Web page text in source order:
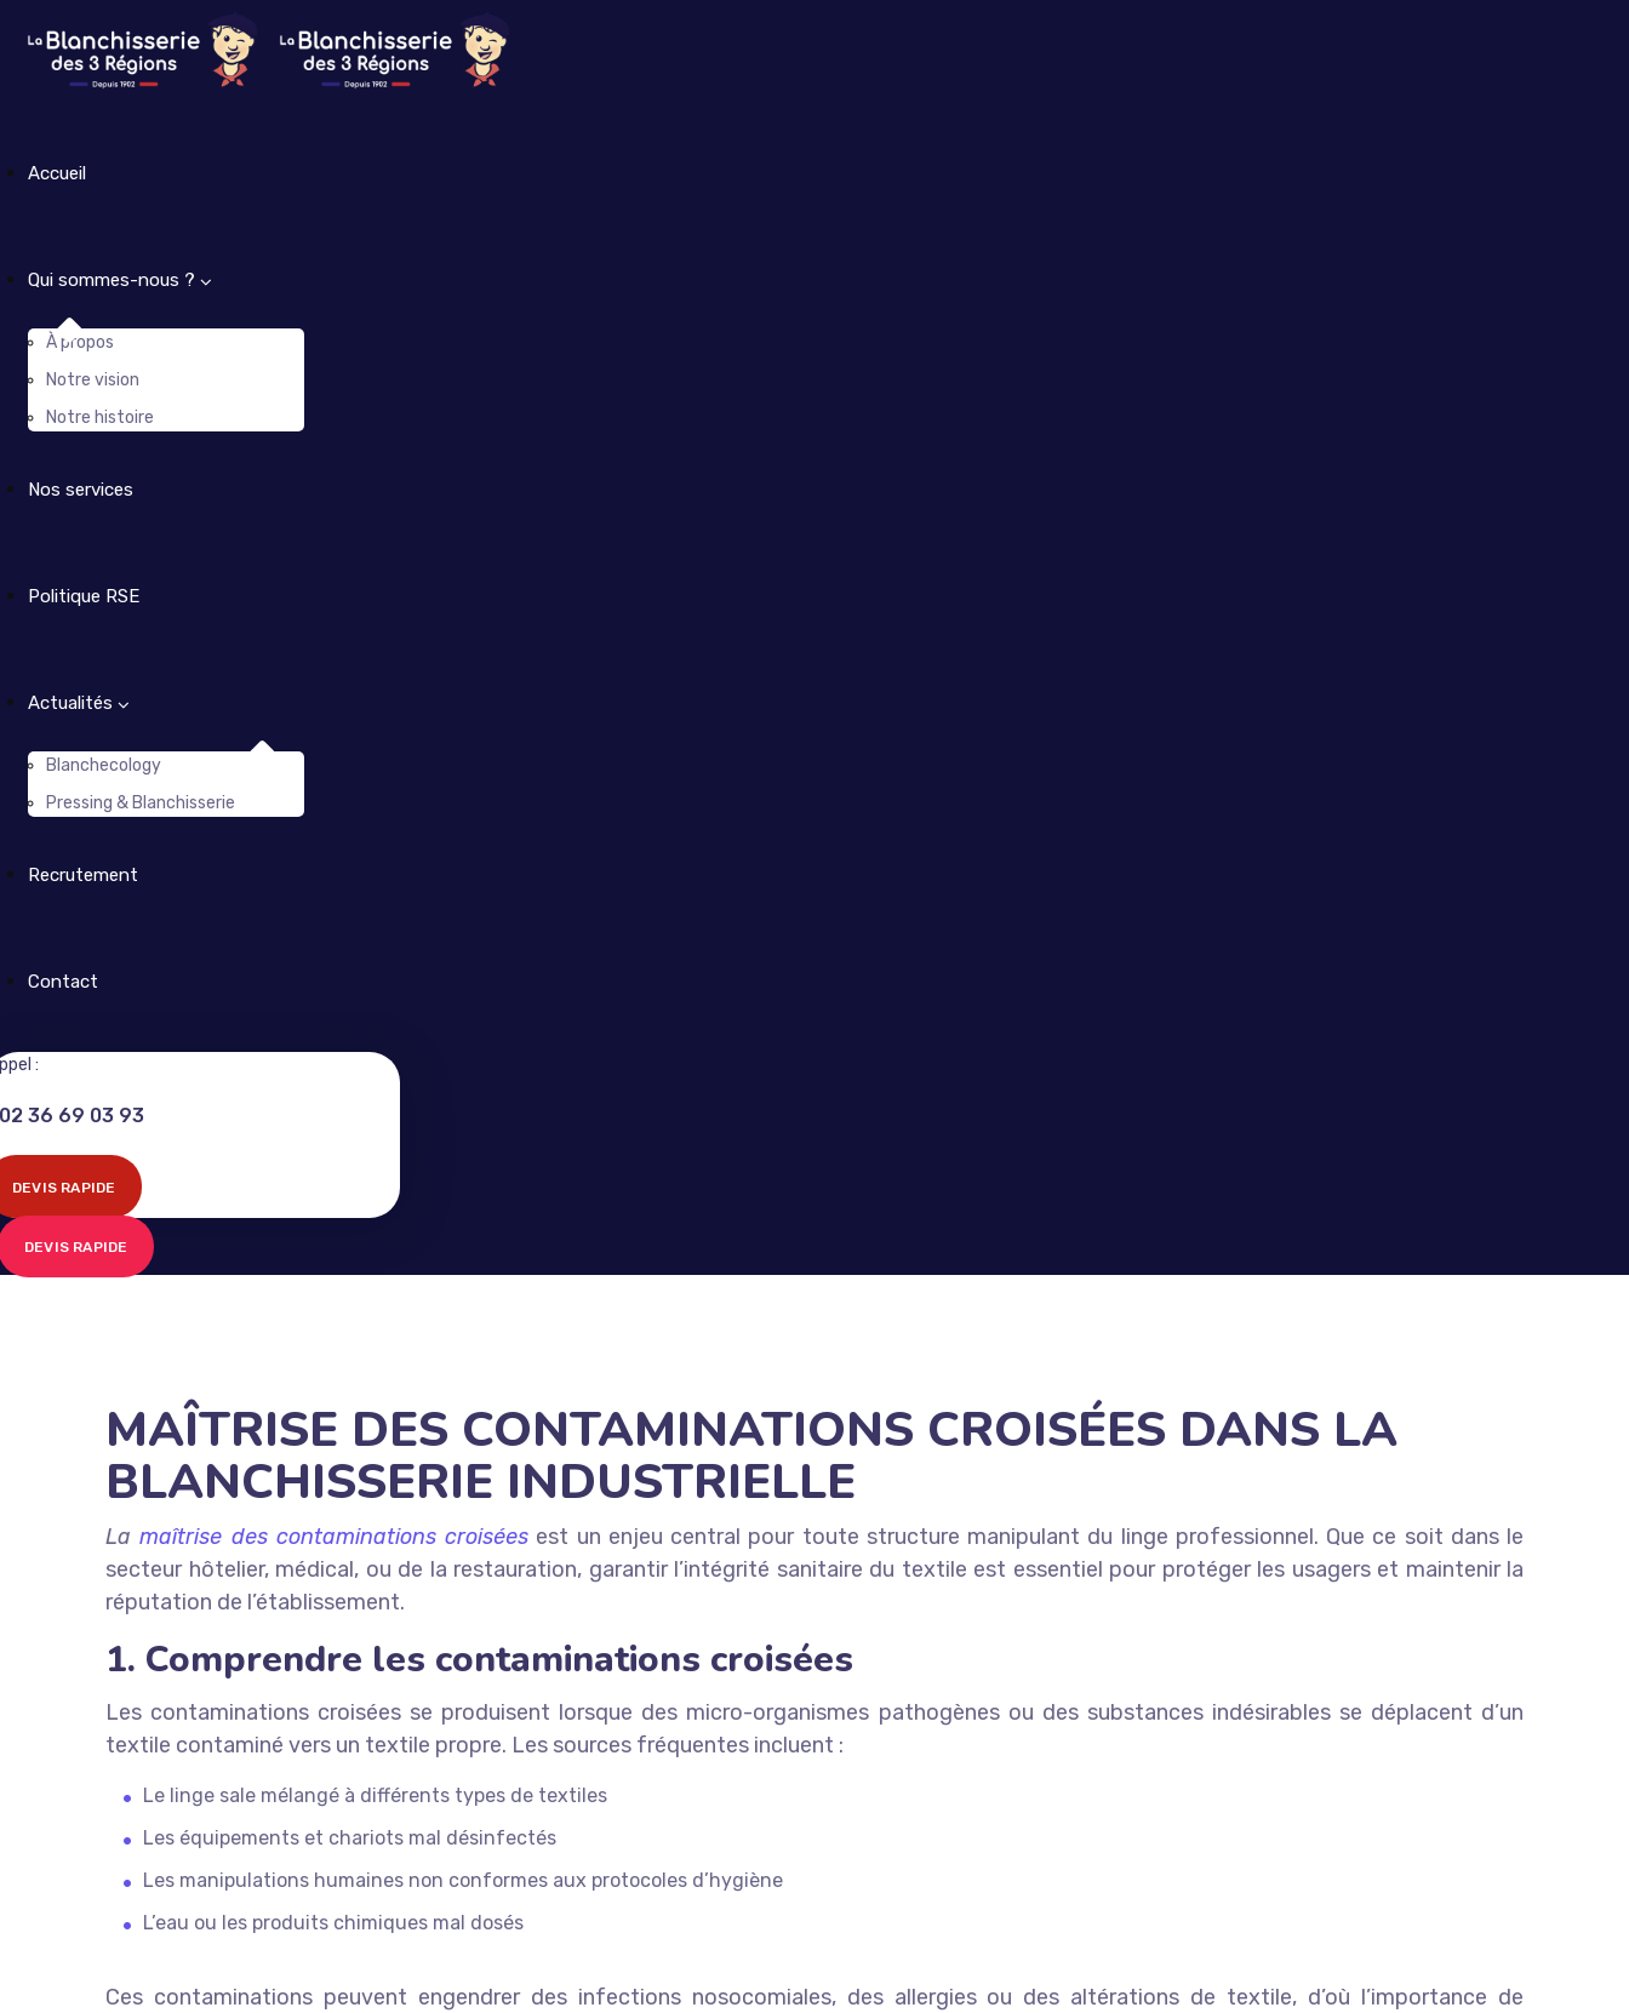
Accueil
Qui sommes-nous ?
À propos
Notre vision
Notre histoire
Nos services
Politique RSE
Actualités
Blanchecology
Pressing & Blanchisserie
Recrutement
Contact
:
02 36 69 03 93
DEVIS RAPIDE
DEVIS RAPIDE
MAÎTRISE DES CONTAMINATIONS CROISÉES DANS LA
BLANCHISSERIE INDUSTRIELLE
Lamaîtrise des contaminations croisées est un enjeu central pour toute structure manipulant du linge professionnel. Que ce soit dans le
secteur hôtelier, médical, ou de la restauration, garantir l’intégrité sanitaire du textile est essentiel pour protéger les usagers et maintenir la
réputation de l’établissement.
1. Comprendre les contaminations croisées
Les contaminations croisées se produisent lorsque des micro-organismes pathogènes ou des substances indésirables se déplacent d’un
textile contaminé vers un textile propre. Les sources fréquentes incluent :
Le linge sale mélangé à différents types de textiles
Les équipements et chariots mal désinfectés
Les manipulations humaines non conformes aux protocoles d’hygiène
L’eau ou les produits chimiques mal dosés
Ces contaminations peuvent engendrer des infections nosocomiales, des allergies ou des altérations de textile, d’où l’importance de